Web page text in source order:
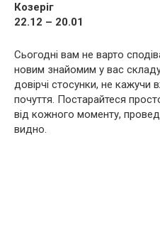
Козеріг
22.12 – 20.01
Сьогодні вам не варто
новим знайомим у вас
довірчі стосунки, не кажучи
почуття. Постарайтеся
від кожного моменту,
видно.